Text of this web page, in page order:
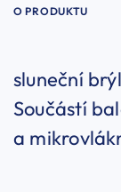
O PRODUKTU
sluneční
Součástí
a